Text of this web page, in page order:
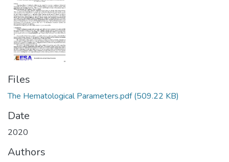
Files
The Hematological Parameters.pdf(509.22 KB)
Date
2020
Authors